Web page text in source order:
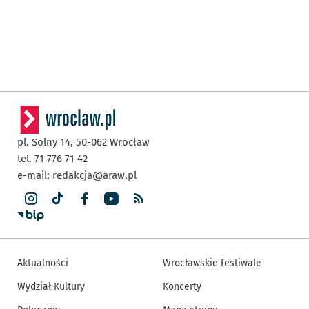
pl. Solny 14, 50-062 Wrocław
tel. 71 776 71 42
e-mail: redakcja@araw.pl
Aktualności
Wydział Kultury
Wrocławskie festiwale
Koncerty